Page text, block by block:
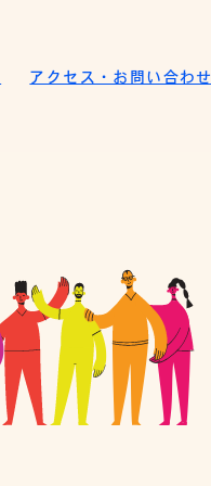
アクセス・お問い合わせ